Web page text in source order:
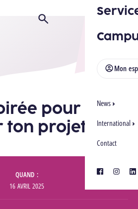
Mon
News
International
Contact
facebook
Ouvrir/Fermer la recherche
TON PROJET !
pour
projet !
QUAND
16 AVRIL 2025